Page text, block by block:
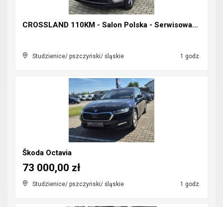
CROSSLAND 110KM - Salon Polska - Serwisowany w ASO...
Studzienice/ pszczyński/ śląskie 1 godz.
Škoda Octavia
Studzienice/ pszczyński/ śląskie 1 godz.
73 000,00 zł